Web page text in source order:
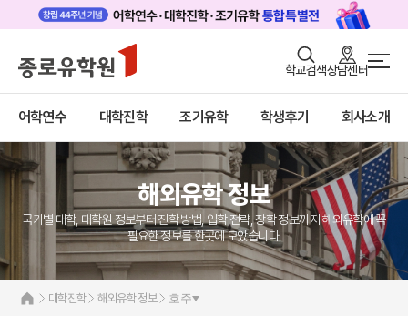
학교검색상담센터
어학연수 대학진학 조기유학 학생후기 회사소개
로그인 회원가입
어학연수
대학진학
조기/캠프
프로그램
학생후기
고객서비스
유학가이드
미국
캐나다
영국
호주
뉴질랜드
일본
네덜란드
해외유학 정보
미국
해외유학 정보
국가별 대학, 대학원 정보부터 진학 방법, 입학 전략, 장학 정보까지 해외유학에 꼭
필요한 정보를 한곳에 모았습니다.
대학진학 해외유학 정보 호주